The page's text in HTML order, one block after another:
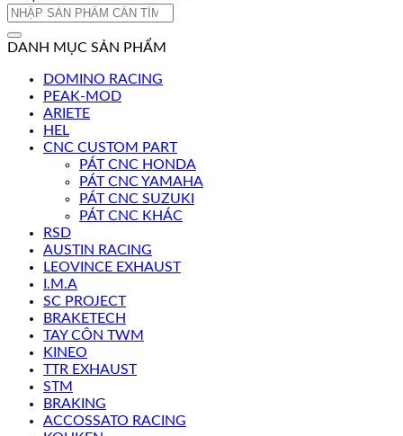
Tìm
DANH MỤC SẢN PHẨM
DOMINO RACING
PEAK-MOD
ARIETE
HEL
CNC CUSTOM PART
PÁT CNC HONDA
PÁT CNC YAMAHA
PÁT CNC SUZUKI
PÁT CNC KHÁC
RSD
AUSTIN RACING
LEOVINCE EXHAUST
I.M.A
SC PROJECT
BRAKETECH
TAY CÔN TWM
KINEO
TTR EXHAUST
STM
BRAKING
ACCOSSATO RACING